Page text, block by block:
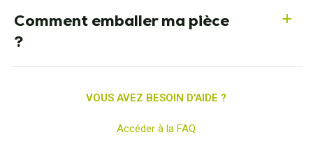
a
Comment emballer ma pièce
?
VOUS AVEZ BESOIN D'AIDE ?
Accéder à la FAQ